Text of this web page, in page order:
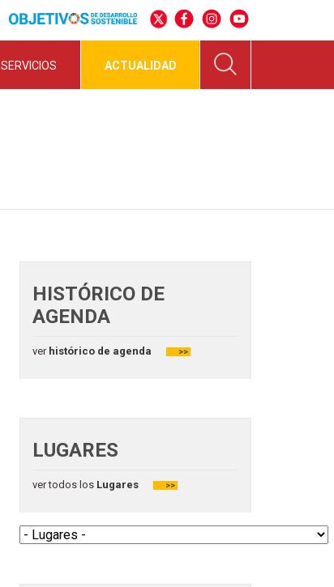
SERVICIOS ACTUALIDAD
HISTÓRICO DE
AGENDA
verhistórico de agenda >>
LUGARES
ver todos los Lugares >>